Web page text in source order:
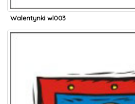
Walentynki wl003